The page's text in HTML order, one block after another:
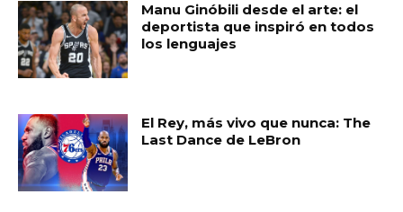
Manu Ginóbili desde el arte: el
deportista que inspiró en todos
los lenguajes
El Rey, más vivo que nunca: The
Last Dance de LeBron